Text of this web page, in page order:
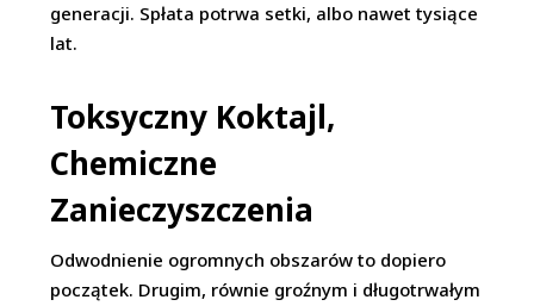
generacji. Spłata potrwa setki, albo nawet tysiące
lat.
Toksyczny Koktajl,
Chemiczne
Zanieczyszczenia
Odwodnienie ogromnych obszarów to dopiero
początek. Drugim, równie groźnym i długotrwałym